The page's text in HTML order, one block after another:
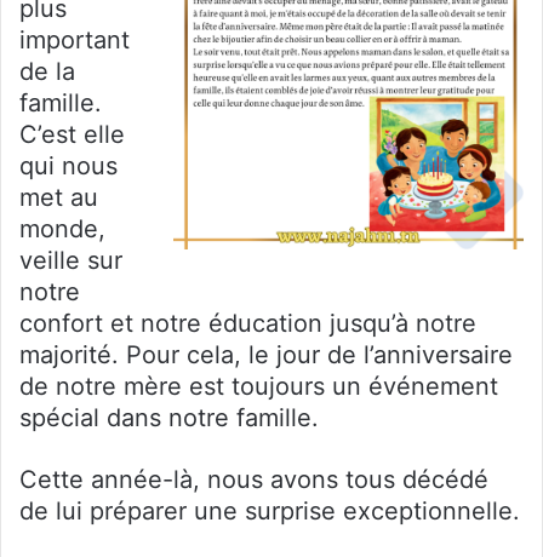
plus
important
de la
famille.
C’est elle
qui nous
met au
monde,
veille sur
notre
confort et notre éducation jusqu’à notre
majorité. Pour cela, le jour de l’anniversaire
de notre mère est toujours un événement
spécial dans notre famille.
Cette année-là, nous avons tous décédé
de lui préparer une surprise exceptionnelle.